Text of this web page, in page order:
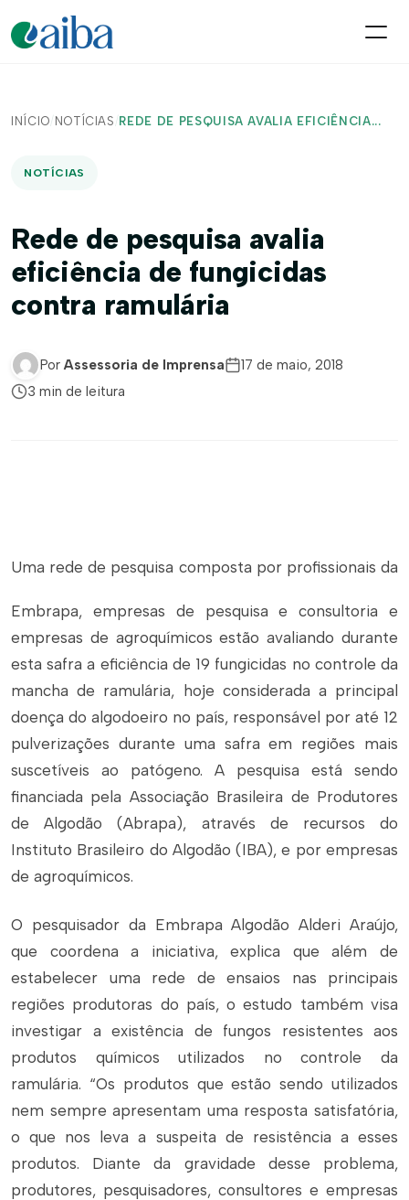
INÍCIO/ NOTÍCIAS / REDE DE PESQUISA AVALIA EFICIÊNCIA...
NOTÍCIAS
Rede de pesquisa avalia
eficiência de fungicidas
contra ramulária
Por Assessoria de Imprensa
17 de maio, 2018
3 min de leitura
Uma rede de pesquisa composta por profissionais da
Embrapa, empresas de pesquisa e consultoria e
empresas de agroquímicos estão avaliando durante
esta safra a eficiência de 19 fungicidas no controle da
mancha de ramulária, hoje considerada a principal
doença do algodoeiro no país, responsável por até 12
pulverizações durante uma safra em regiões mais
suscetíveis ao patógeno. A pesquisa está sendo
financiada pela Associação Brasileira de Produtores
de Algodão (Abrapa), através de recursos do
Instituto Brasileiro do Algodão (IBA), e por empresas
de agroquímicos.
O pesquisador da Embrapa Algodão Alderi Araújo,
que coordena a iniciativa, explica que além de
estabelecer uma rede de ensaios nas principais
regiões produtoras do país, o estudo também visa
investigar a existência de fungos resistentes aos
produtos químicos utilizados no controle da
ramulária. “Os produtos que estão sendo utilizados
nem sempre apresentam uma resposta satisfatória,
o que nos leva a suspeita de resistência a esses
produtos. Diante da gravidade desse problema,
produtores, pesquisadores, consultores e empresas